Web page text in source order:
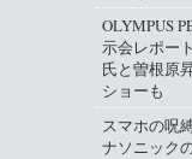
OLYMPUS
示会レポー
氏と曽根原
ショーも
スマホの呪
ナソニック